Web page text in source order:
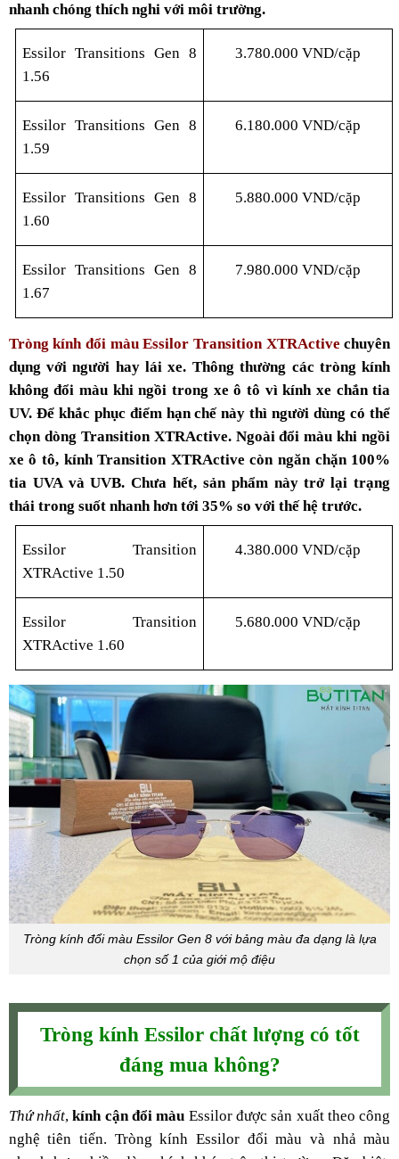
nhanh chóng thích nghi với môi trường.
Essilor Transitions Gen 8
1.56
3.780.000 VND/cặp
Essilor Transitions Gen 8
1.59
6.180.000 VND/cặp
Essilor Transitions Gen 8
1.60
5.880.000 VND/cặp
Essilor Transitions Gen 8
1.67
7.980.000 VND/cặp
Tròng kính đổi màu Essilor Transition XTRActive chuyên
dụng với người hay lái xe. Thông thường các tròng kính
không đổi màu khi ngồi trong xe ô tô vì kính xe chắn tia
UV. Để khắc phục điểm hạn chế này thì người dùng có thể
chọn dòng Transition XTRActive. Ngoài đổi màu khi ngồi
xe ô tô, kính Transition XTRActive còn ngăn chặn 100%
tia UVA và UVB. Chưa hết, sản phẩm này trở lại trạng
thái trong suốt nhanh hơn tới 35% so với thế hệ trước.
Essilor Transition
XTRActive 1.50
4.380.000 VND/cặp
Essilor Transition
XTRActive 1.60
5.680.000 VND/cặp
Tròng kính đổi màu Essilor Gen 8 với bảng màu đa dạng là lựa
chọn số 1 của giới mộ điệu
Tròng kính Essilor chất lượng có tốt
đáng mua không?
Thứ nhất,kính cận đổi màu Essilor được sản xuất theo công
nghệ tiên tiến. Tròng kính Essilor đổi màu và nhả màu